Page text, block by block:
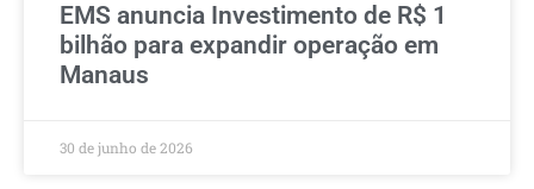
EMS anuncia Investimento de R$ 1
bilhão para expandir operação em
Manaus
30 de junho de 2026